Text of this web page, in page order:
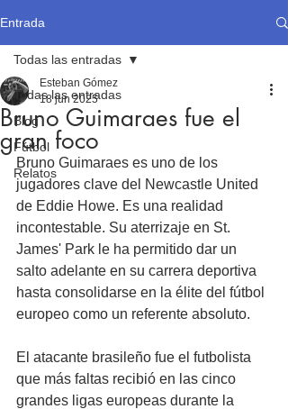
Entrada
Todas las entradas
Blog
Fútbol
Relatos
Todas las entradas
Bruno Guimaraes fue el
gran foco
Esteban Gómez
18 jun 2025
Bruno Guimaraes es uno de los
jugadores clave del Newcastle United
de Eddie Howe. Es una realidad
incontestable. Su aterrizaje en St.
James' Park le ha permitido dar un
salto adelante en su carrera deportiva
hasta consolidarse en la élite del fútbol
europeo como un referente absoluto.
El atacante brasileño fue el futbolista
que más faltas recibió en las cinco
grandes ligas europeas durante la